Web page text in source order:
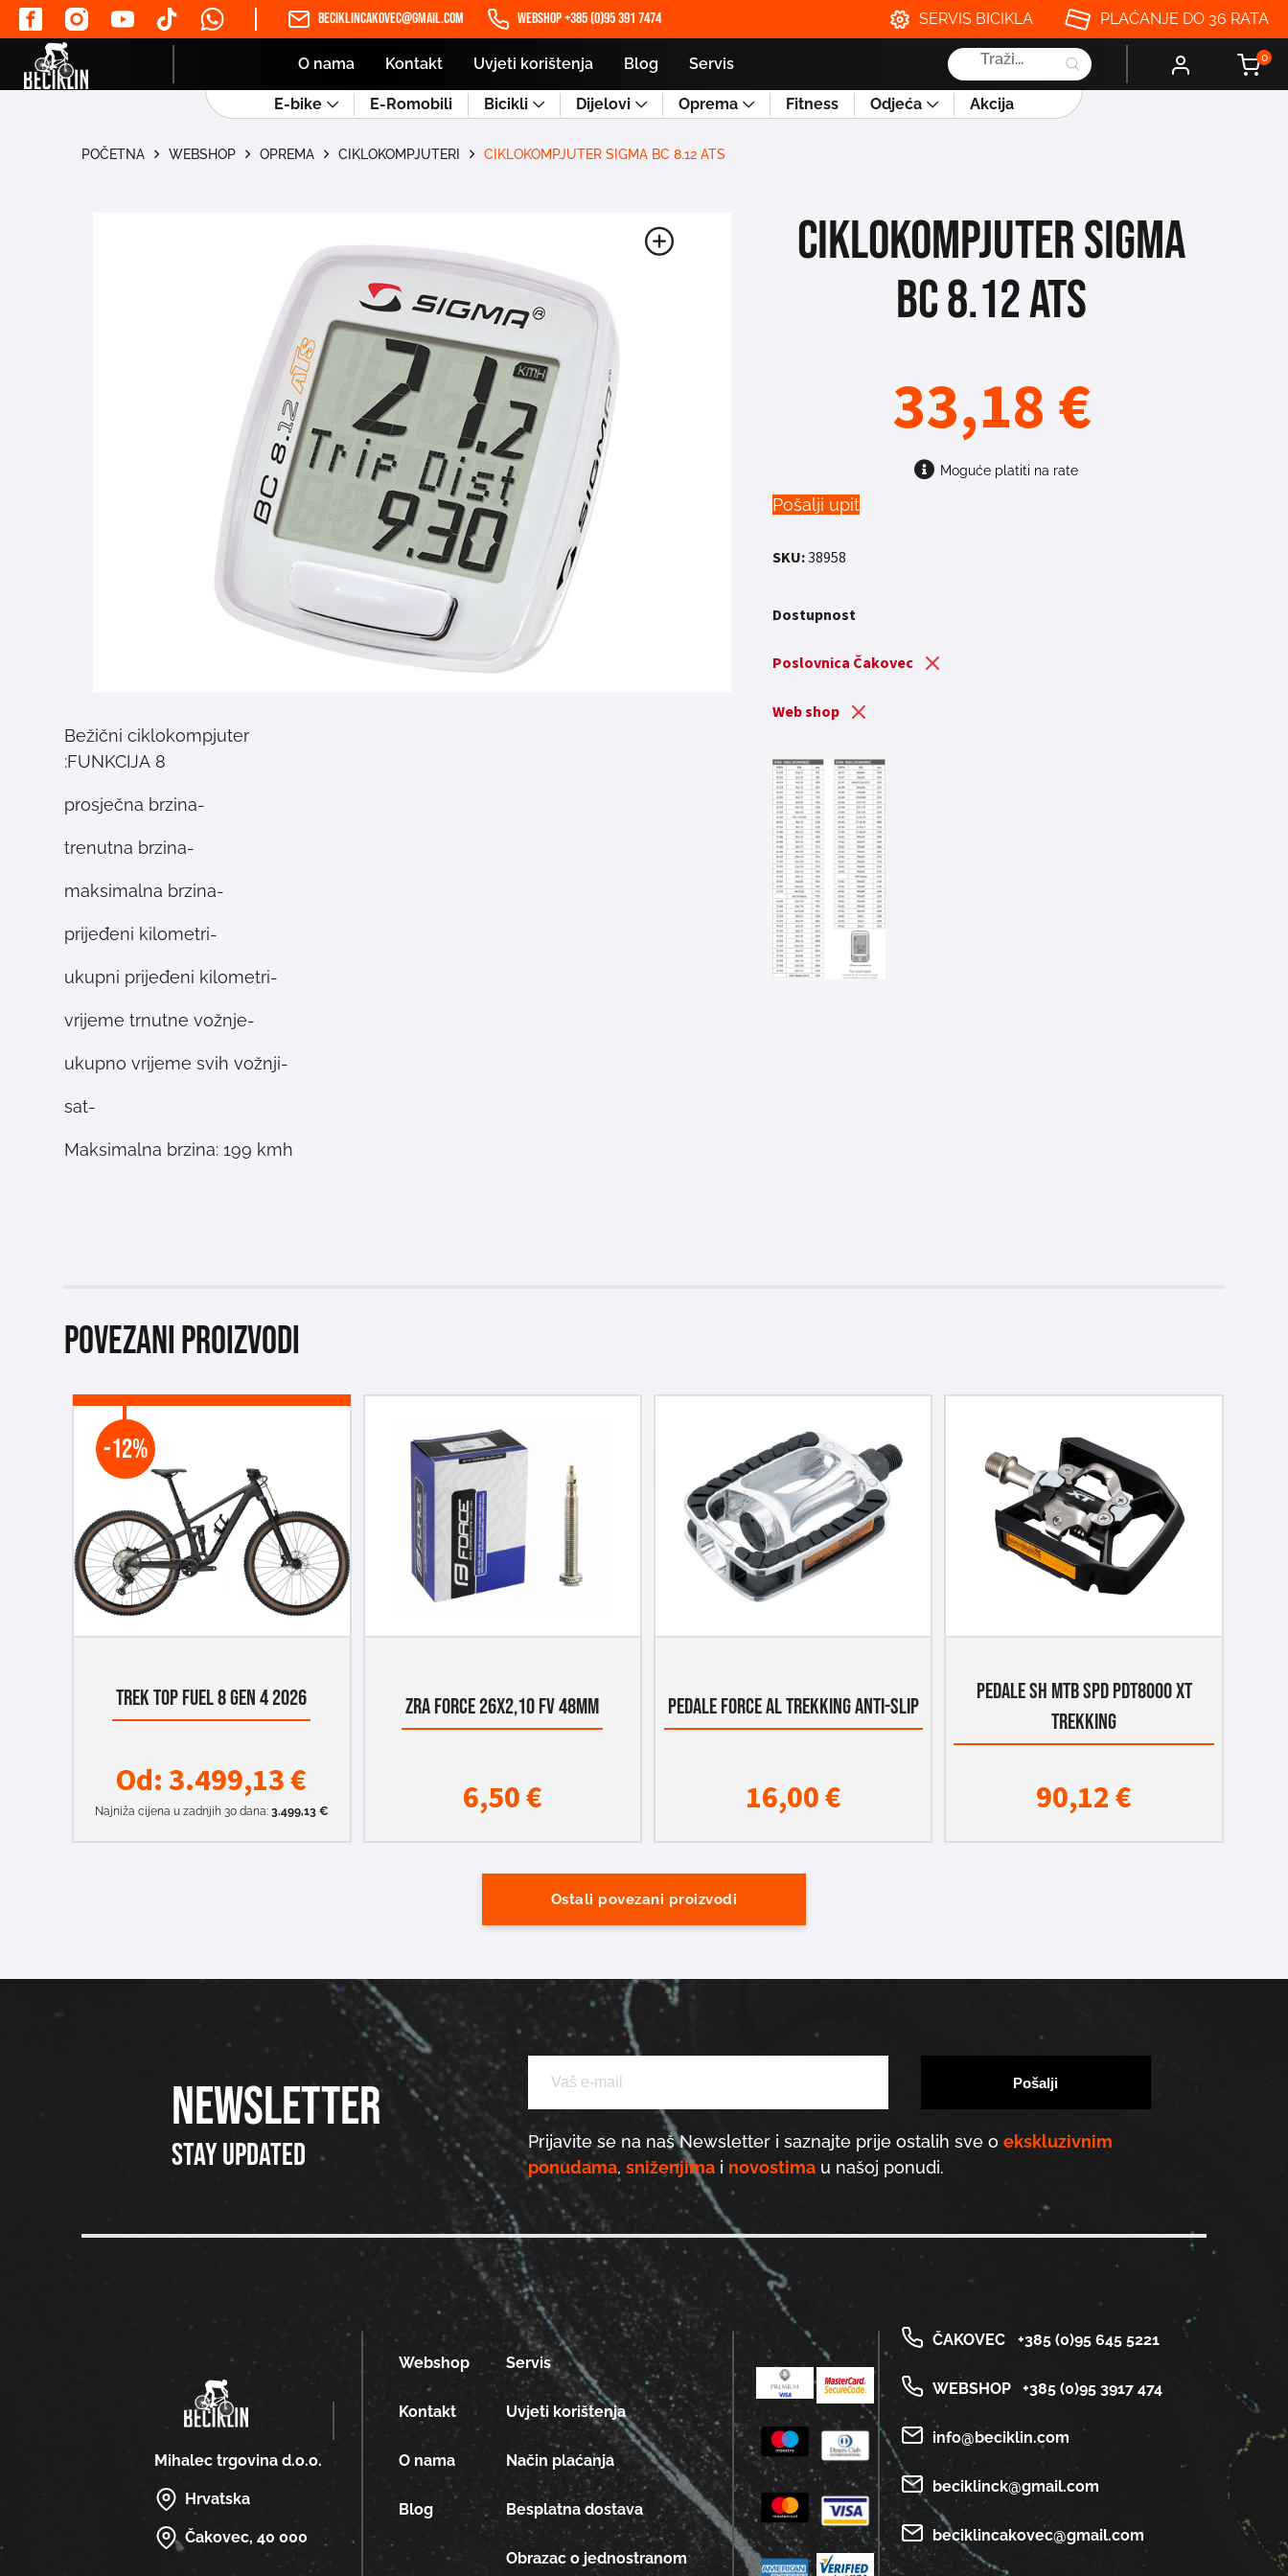
beciklincakovec@gmail.com WEBSHOP +385 (0)95 391 7474 SERVIS BICIKLA PLAĆANJE DO 36 RATA
O nama Kontakt Uvjeti korištenja Blog Servis
Products
search
0
E-bike E-Romobili Bicikli Dijelovi Oprema Fitness Odjeća Akcija
POČETNA WEBSHOP OPREMA CIKLOKOMPJUTERI CIKLOKOMPJUTER SIGMA BC 8.12 ATS
Bežični ciklokompjuter
8 FUNKCIJA:
-prosječna brzina
-trenutna brzina
-maksimalna brzina
-prijeđeni kilometri
-ukupni prijeđeni kilometri
-vrijeme trnutne vožnje
-ukupno vrijeme svih vožnji
-sat
Maksimalna brzina: 199 kmh
CIKLOKOMPJUTER SIGMA
BC 8.12 ATS
33,18€
Moguće platiti na rate
Pošalji upit
SKU:38958
Dostupnost
Poslovnica Čakovec
Web shop
Povezani proizvodi
-12%
TREK TOP FUEL 8 GEN 4 2026
Od:3.499,13€
Najniža cijena u zadnjih 30 dana: 3.499,13 €
ZRA FORCE 26X2,10 FV 48MM
6,50€
PEDALE FORCE AL TREKKING ANTI-SLIP
16,00€
PEDALE SH MTB SPD PDT8000 XT
TREKKING
90,12€
Ostali povezani proizvodi
NEWSLETTER
Stay updated Prijavite se na naš Newsletter i saznajte prije ostalih sve o ekskluzivnim
ponudama, sniženjimai novostimau našoj ponudi.
Mihalec trgovina d.o.o.
Hrvatska
Čakovec, 40 000
Webshop
Kontakt
O nama
Blog
Servis
Uvjeti korištenja
Način plaćanja
Besplatna dostava
Obrazac o jednostranom
ČAKOVEC +385 (0)95 645 5221
WEBSHOP +385 (0)95 3917 474
info@beciklin.com
beciklinck@gmail.com
beciklincakovec@gmail.com